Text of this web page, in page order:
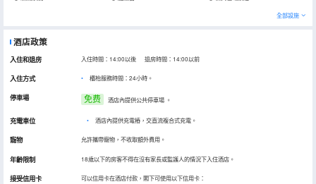
全部設施
酒店政策
入住和退房 入住時間：14:00以後 退房時間：14:00以前
入住方式 櫃枱服務時間：24小時。
停車場 免费 酒店內提供公共停車場 。
充電車位 • 酒店內提供充電樁，交直流複合式充電。
寵物 允許攜帶寵物，不收取額外費用。
年齡限制 18歲以下的房客不得在沒有家長或監護人的情況下入住酒店。
接受信用卡 可以信用卡在酒店付款，閣下可使用以下信用卡：